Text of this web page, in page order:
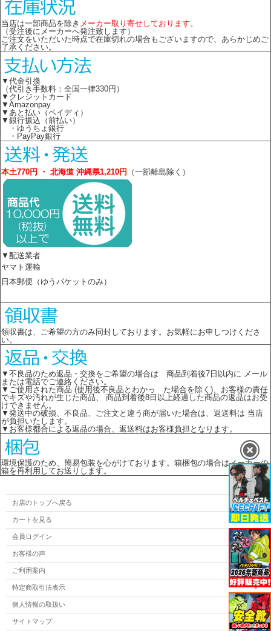
当店は一部商品を除き メーカー取り寄せしております。
（受注後にメーカーへ発注致します）
ご注文をいただいた時点で在庫切れの場合もございますので、あらかじめご
了承ください。
▼代金引換
（代引き手数料：全国一律330円）
▼クレジットカード
▼Amazonpay
▼あと払い（ペイディ）
▼銀行振込（前払い）
・ゆうちょ銀行
・PayPay銀行
本土770円 ・ 北海道 沖縄県1,210円 （一部離島除く）
▼配送業者
ヤマト運輸
日本郵便（ゆうパケットのみ）
領収書は、ご希望の方のみ同封しております。お気軽にお申しつけくださ
い。
▼不良品のため返品・交換をご希望の場合は 商品到着後7日以内に メール
または電話でご連絡ください。
▼ご使用された商品 (使用後不良品とわかっ た場合を除く)、お客様の責任
でキズや汚れが生じた商品、 商品到着後8日以上経過した商品の返品はお受
けできません。
▼発送中の破損、不良品、ご注文と違う商が届いた場合は、返送料は 当店
が負担いたします。
▼お客様都合による返品の場合、返送料はお客様負担となります。
環境保護のため、簡易包装を心がけております。箱梱包の場合はメーカーの
箱を再利用してお送りします。
お店のトップへ戻る
カートを見る
会員ログイン
お客様の声
ご利用案内
特定商取引法表示
個人情報の取扱い
サイトマップ